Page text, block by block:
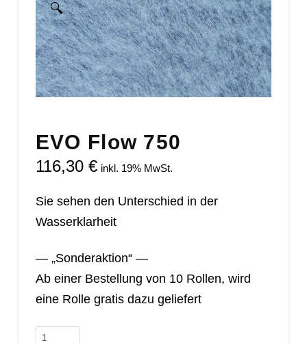
🔍
EVO Flow 750
116,30 € inkl. 19% MwSt.
Sie sehen den Unterschied in der
Wasserklarheit
— „Sonderaktion“ —
Ab einer Bestellung von 10 Rollen, wird
eine Rolle gratis dazu geliefert
EVO